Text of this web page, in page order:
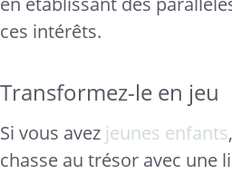
ces intérêts.
Transformez-le en jeu
Si vous avez jeunes enfants
chasse au trésor avec une